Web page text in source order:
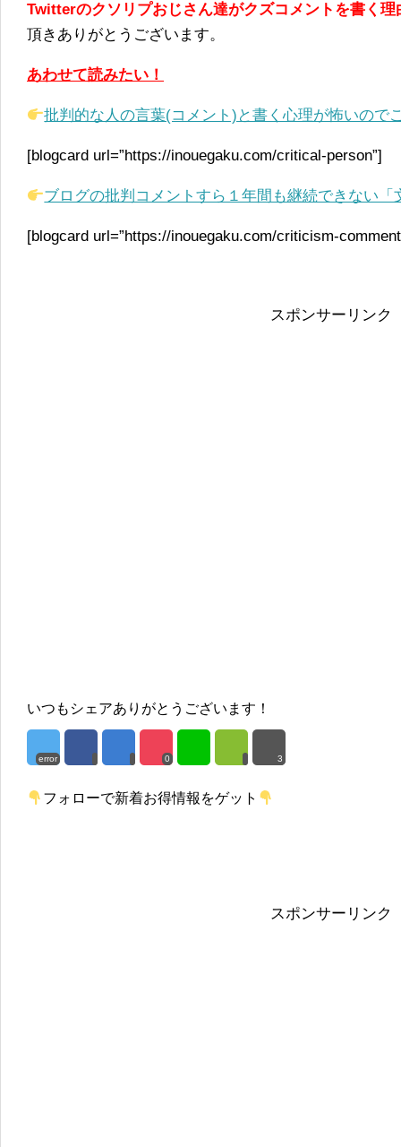
Twitterのクソリプおじさん達がクズコメントを書く理
頂きありがとうございます。
あわせて読みたい！
批判的な人の言葉(コメント)と書く心理が怖いので
[blogcard url=”https://inouegaku.com/critical-person”]
ブログの批判コメントすら１年間も継続できない
[blogcard url=”https://inouegaku.com/criticism-
スポンサーリンク
いつもシェアありがとうございます！
error 0 3
フォローで新着お得情報をゲット
スポンサーリンク